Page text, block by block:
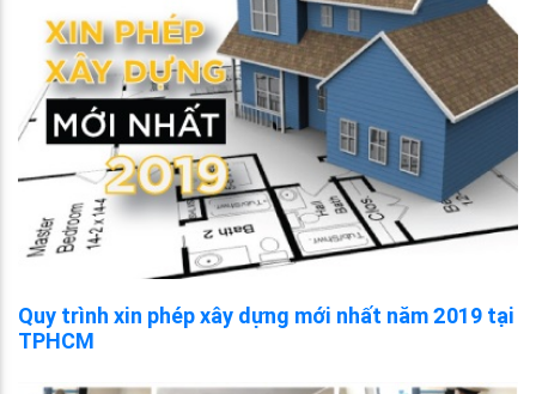
Quy trình xin phép xây dựng mới nhất năm 2019 tại
TPHCM